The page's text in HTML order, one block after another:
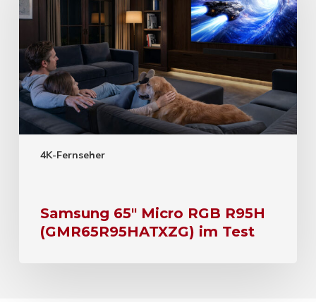
4K-Fernseher
Samsung 65″ Micro RGB R95H
(GMR65R95HATXZG) im Test